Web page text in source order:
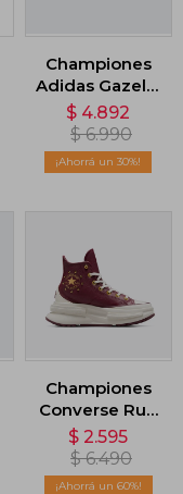
Championes
Adidas Gazelle
- Rojo
$ 4.892
$ 6.990
30
Championes
Converse Run
Star CX - Rojo
$ 2.595
$ 6.490
60